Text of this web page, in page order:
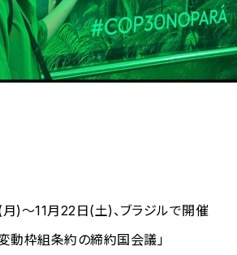
)～11月22日(土)、ブラジルで開催
動枠組条約の締約国会議」